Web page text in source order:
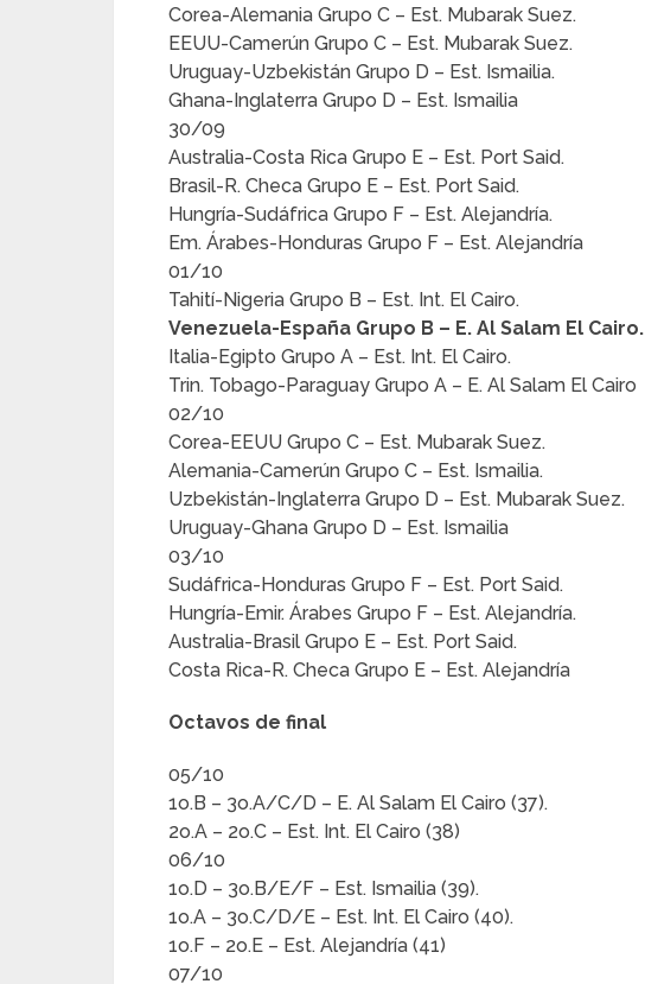
Corea-Alemania Grupo C – Est. Mubarak Suez.
EEUU-Camerún Grupo C – Est. Mubarak Suez.
Uruguay-Uzbekistán Grupo D – Est. Ismailia.
Ghana-Inglaterra Grupo D – Est. Ismailia
30/09
Australia-Costa Rica Grupo E – Est. Port Said.
Brasil-R. Checa Grupo E – Est. Port Said.
Hungría-Sudáfrica Grupo F – Est. Alejandría.
Em. Árabes-Honduras Grupo F – Est. Alejandría
01/10
Tahití-Nigeria Grupo B – Est. Int. El Cairo.
Venezuela-España Grupo B – E. Al Salam El Cairo.
Italia-Egipto Grupo A – Est. Int. El Cairo.
Trin. Tobago-Paraguay Grupo A – E. Al Salam El Cairo
02/10
Corea-EEUU Grupo C – Est. Mubarak Suez.
Alemania-Camerún Grupo C – Est. Ismailia.
Uzbekistán-Inglaterra Grupo D – Est. Mubarak Suez.
Uruguay-Ghana Grupo D – Est. Ismailia
03/10
Sudáfrica-Honduras Grupo F – Est. Port Said.
Hungría-Emir. Árabes Grupo F – Est. Alejandría.
Australia-Brasil Grupo E – Est. Port Said.
Costa Rica-R. Checa Grupo E – Est. Alejandría
Octavos de final
05/10
1o.B – 3o.A/C/D – E. Al Salam El Cairo (37).
2o.A – 2o.C – Est. Int. El Cairo (38)
06/10
1o.D – 3o.B/E/F – Est. Ismailia (39).
1o.A – 3o.C/D/E – Est. Int. El Cairo (40).
1o.F – 2o.E – Est. Alejandría (41)
07/10